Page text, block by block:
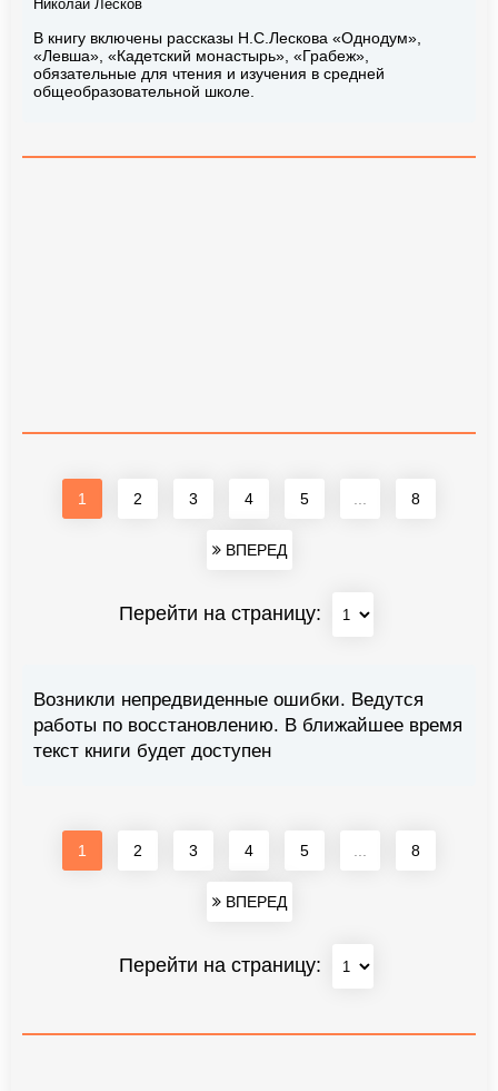
Николай Лесков
В книгу включены рассказы Н.С.Лескова «Однодум»,
«Левша», «Кадетский монастырь», «Грабеж»,
обязательные для чтения и изучения в средней
общеобразовательной школе.
1 2 3 4 5 8
ВПЕРЕД
Перейти на страницу:
Возникли непредвиденные ошибки. Ведутся
работы по восстановлению. В ближайшее время
текст книги будет доступен
1 2 3 4 5 8
ВПЕРЕД
Перейти на страницу: